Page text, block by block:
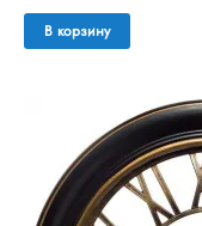
В корзину